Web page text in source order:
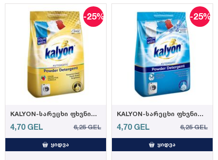
-25%
KALYON-სარეცხი ფხვნილი გოლდი 1.5 კგ. (12)
4,70 GEL 6,25 GEL
ᲧᲘᲓᲕᲐ
-25%
KALYON-სარეცხი ფხვნილი მთის ნიავი 1.5 კგ. (12)
4,70 GEL 6,25 GEL
ᲧᲘᲓᲕᲐ